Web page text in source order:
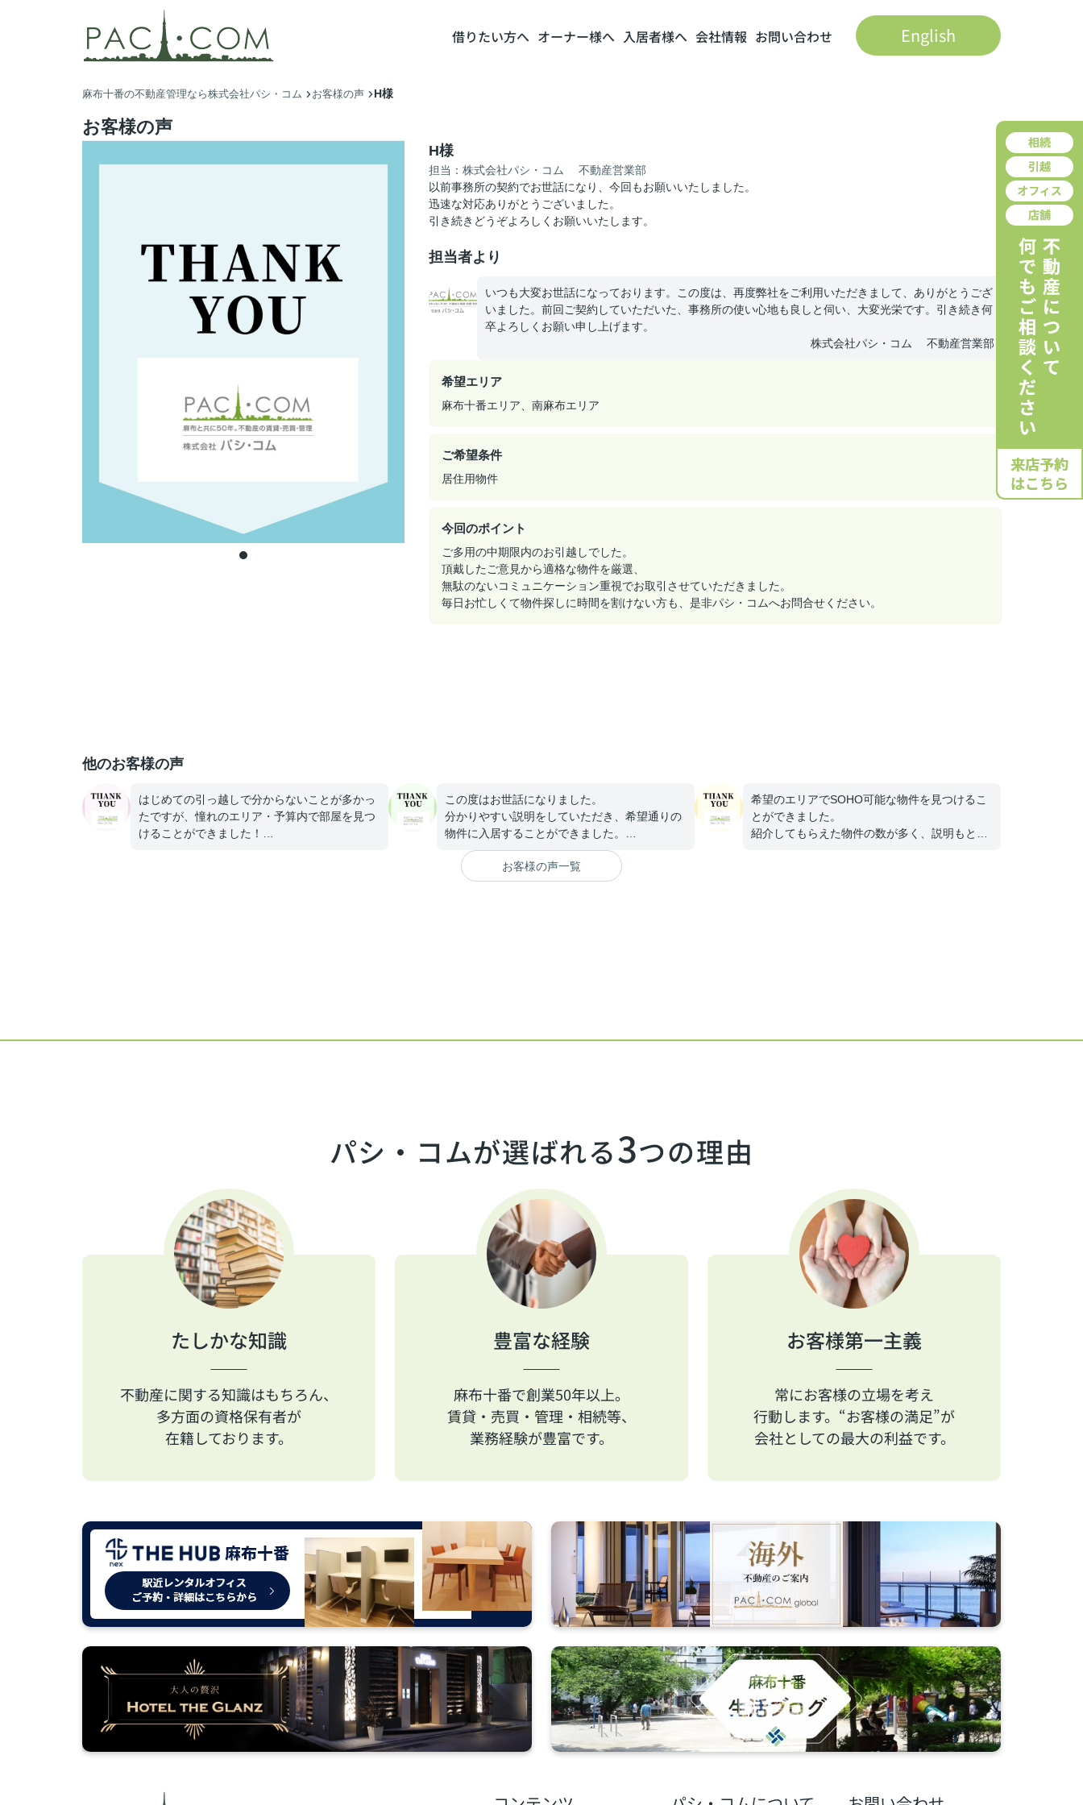
借りたい方へ オーナー様へ 入居者様へ 会社情報 お問い合わせ English
麻布十番の不動産管理なら株式会社パシ・コム お客様の声 H様
お客様の声
H様
担当：株式会社パシ・コム 不動産営業部
以前事務所の契約でお世話になり、今回もお願いいたしました。
迅速な対応ありがとうございました。
引き続きどうぞよろしくお願いいたします。
担当者より
いつも大変お世話になっております。この度は、再度弊社をご利用いただきまして、ありがとうござ
いました。前回ご契約していただいた、事務所の使い心地も良しと伺い、大変光栄です。引き続き何
卒よろしくお願い申し上げます。
株式会社パシ・コム 不動産営業部
希望エリア
麻布十番エリア、南麻布エリア
ご希望条件
居住用物件
今回のポイント
ご多用の中期限内のお引越しでした。
頂戴したご意見から適格な物件を厳選、
無駄のないコミュニケーション重視でお取引させていただきました。
毎日お忙しくて物件探しに時間を割けない方も、是非パシ・コムへお問合せください。
他のお客様の声
はじめての引っ越しで分からないことが多かっ
たですが、憧れのエリア・予算内で部屋を見つ
けることができました！
この度はお世話になりました。
分かりやすい説明をしていただき、希望通りの
物件に入居することができました。
今後のご活躍をお祈り申し上げます。
希望のエリアでSOHO可能な物件を見つけるこ
とができました。
紹介してもらえた物件の数が多く、説明もとて
お客様の声一覧
パシ・コムが選ばれる3つの理由
たしかな知識
不動産に関する知識はもちろん、
多方面の資格保有者が
在籍しております。
豊富な経験
麻布十番で創業50年以上。
賃貸・売買・管理・相続等、
業務経験が豊富です。
お客様第一主義
常にお客様の立場を考え
行動します。“お客様の満足”が
会社としての最大の利益です。